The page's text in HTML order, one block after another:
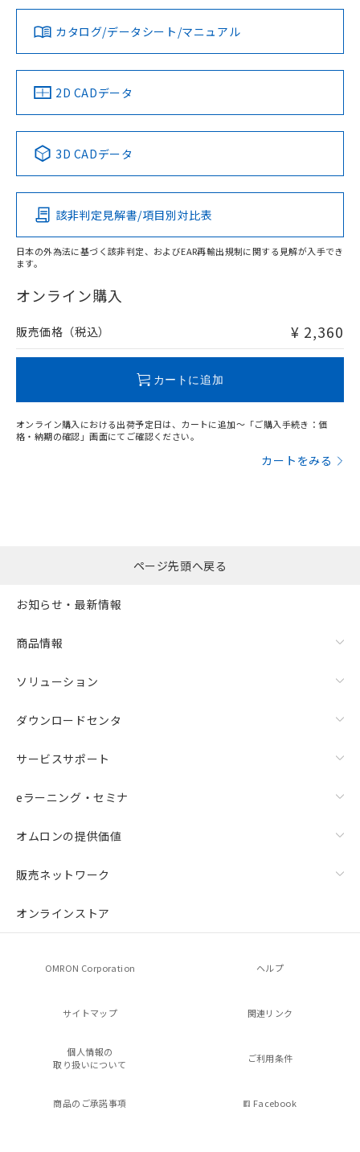
ダウンロードデータをご利用いただく前に、以下を必ずお読
みください。
ソフトウェアの使用条件
対応済み
中国 RoHS 注意事項・凡例
Pb Hg Cd Cr(VI)
O
在庫等で未対応品が混在する可能性があります。
問い合わせください。
LR型式承認
（イギリス
船舶規格）
DNV型式承認
（ノルウェー
BV型式承認
（フランス
KR型式
（韓国
No No No No
この製品の規格認証/適合状況ページへ
その他の認証はこちらのページからご検索ください
カタログ/データシート/マニュアル
2D CADデータ
3D CADデータ
該非判定見解書/項目別対比表
日本の外為法に基づく該非判定、およびEAR再輸出規制に関する見解が入手でき
ます。
オンライン購入
販売価格（税込） ¥ 2,360
カートに追加
オンライン購入における出荷予定日は、カートに追加～「ご購入手続き：価
格・納期の確認」画面にてご確認ください。
カートをみる
ページ先頭へ戻る
お知らせ・最新情報
商品情報
ソリューション
ダウンロードセンタ
サービスサポート
eラーニング・セミナ
オムロンの提供価値
販売ネットワーク
オンラインストア
OMRON Corporation ヘルプ
サイトマップ 関連リンク
個人情報の
取り扱いについて
ご利用条件
商品のご承諾事項 Facebook